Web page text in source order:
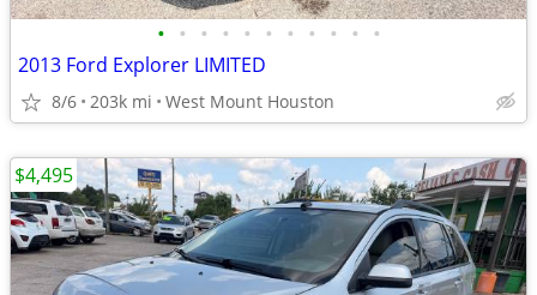
• • • • • • • • • • •
2013 Ford Explorer LIMITED
8/6 203k mi West Mount Houston
$4,495